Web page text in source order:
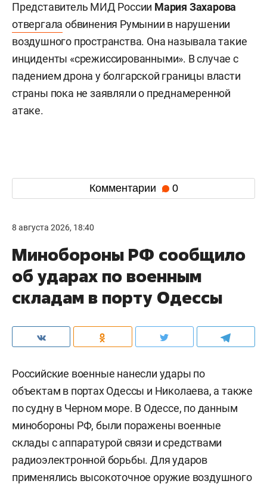
Представитель МИД России Мария Захарова
отвергала обвинения Румынии в нарушении
воздушного пространства. Она называла такие
инциденты «срежиссированными». В случае с
падением дрона у болгарской границы власти
страны пока не заявляли о преднамеренной
атаке.
Комментарии 0
8 августа 2026, 18:40
Минобороны РФ сообщило
об ударах по военным
складам в порту Одессы
Российские военные нанесли удары по
объектам в портах Одессы и Николаева, а также
по судну в Черном море. В Одессе, по данным
минобороны РФ, были поражены военные
склады с аппаратурой связи и средствами
радиоэлектронной борьбы. Для ударов
применялись высокоточное оружие воздушного